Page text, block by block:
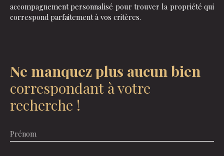
accompagnement personnalisé pour trouver la propriété qui
correspond parfaitement à vos critères.
Ne manquez plus aucun bien
correspondant à votre
recherche !
Prénom